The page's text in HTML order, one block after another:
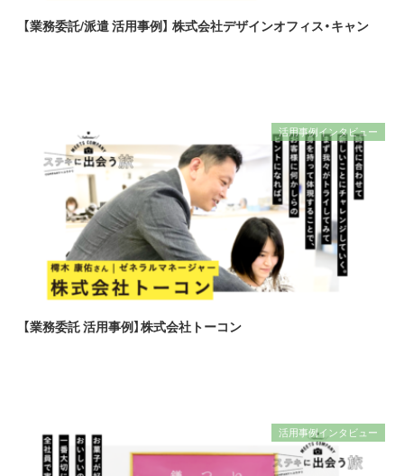
【業務委託/派遣 活用事例】 株式会社デザインオフィス・キャン
【業務委託 活用事例】株式会社トーコン
活用事例インタビュー
活用事例インタビュー